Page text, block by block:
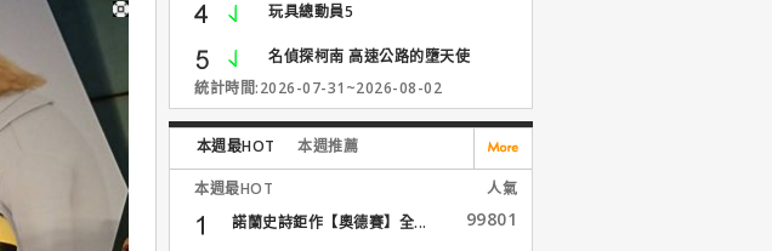
玩具總動員5
名偵探柯南 高速公路的墮天使
統計時間:2026-07-31~2026-08-02
本週最HOT 本週推薦
本週最HOT
人氣
諾蘭史詩鉅作【奧德賽】全...
99801